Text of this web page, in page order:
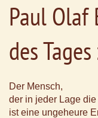
Paul Olaf
des
Der Mensch,
der in jeder Lage
ist eine ungeheure